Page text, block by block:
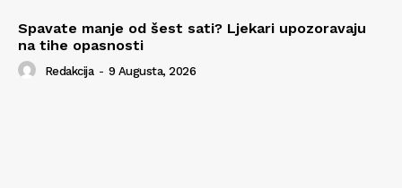
Spavate manje od šest sati? Ljekari upozoravaju
na tihe opasnosti
Redakcija - 9 Augusta, 2026